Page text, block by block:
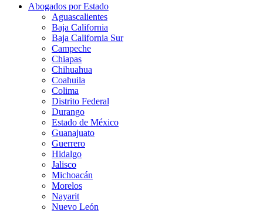
Abogados por Estado
Aguascalientes
Baja California
Baja California Sur
Campeche
Chiapas
Chihuahua
Coahuila
Colima
Distrito Federal
Durango
Estado de México
Guanajuato
Guerrero
Hidalgo
Jalisco
Michoacán
Morelos
Nayarit
Nuevo León